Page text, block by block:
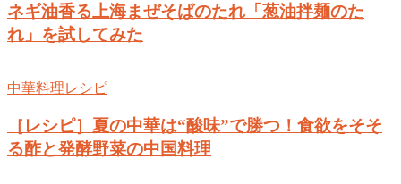
ネギ油香る上海まぜそばのたれ「葱油拌麺のた
れ」を試してみた
中華料理レシピ
［レシピ］夏の中華は“酸味”で勝つ！食欲をそそ
る酢と発酵野菜の中国料理